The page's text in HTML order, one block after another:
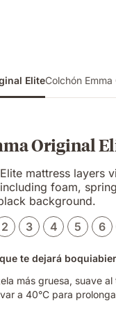
EliteColchón
Original
2 3 4 5 6
te dejará
más gruesa, suave
a 40°C para